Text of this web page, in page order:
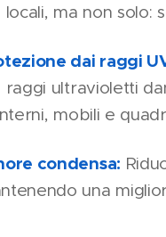
locali, ma non solo:
dai raggi
raggi ultravioletti
mobili e
condensa:
una